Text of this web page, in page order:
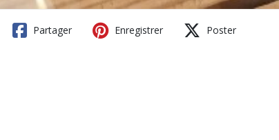
Partager Enregistrer Poster